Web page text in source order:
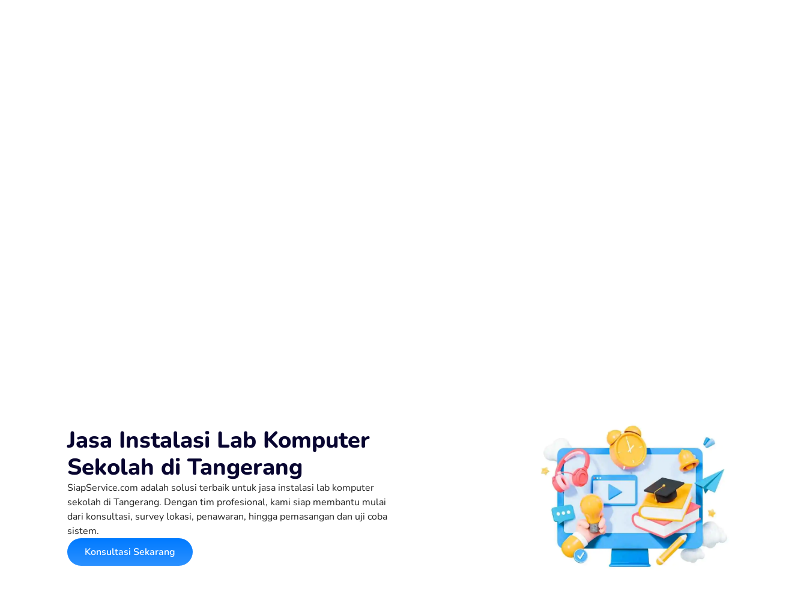
Jasa Instalasi Lab Komputer
Sekolah di Tangerang
SiapService.com adalah solusi terbaik untuk jasa instalasi lab komputer
sekolah di Tangerang. Dengan tim profesional, kami siap membantu mulai
dari konsultasi, survey lokasi, penawaran, hingga pemasangan dan uji coba
sistem.
Konsultasi Sekarang